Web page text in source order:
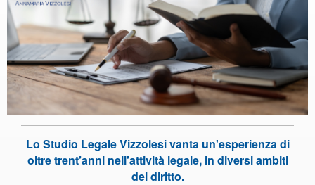
Lo Studio Legale Vizzolesi vanta un'esperienza di
oltre trent’anni nell'attività legale, in diversi ambiti
del diritto.